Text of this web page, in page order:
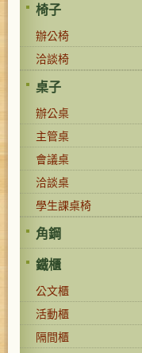
椅子
辦公椅
洽談椅
桌子
辦公桌
主管桌
會議桌
洽談桌
學生課桌椅
角鋼
鐵櫃
公文櫃
活動櫃
隔間櫃